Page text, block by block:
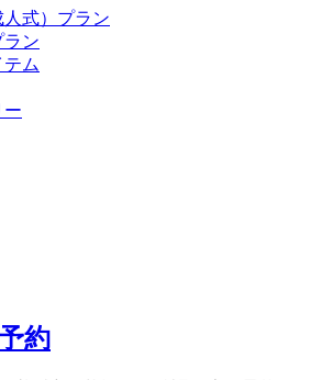
式）プラン
ラン
ム
ー
約